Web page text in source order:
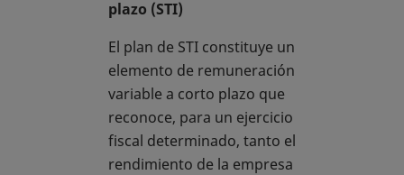
plazo (STI)
El plan de STI constituye un
elemento de remuneración
variable a corto plazo que
reconoce, para un ejercicio
fiscal determinado, tanto el
rendimiento de la empresa